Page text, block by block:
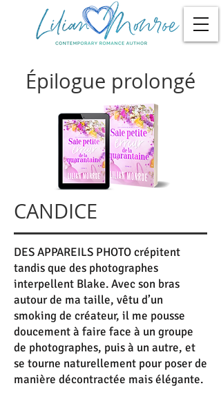
Épilogue prolongé
CANDICE
DES APPAREILS PHOTO crépitent
tandis que des photographes
interpellent Blake. Avec son bras
autour de ma taille, vêtu d’un
smoking de créateur, il me pousse
doucement à faire face à un groupe
de photographes, puis à un autre, et
se tourne naturellement pour poser de
manière décontractée mais élégante.